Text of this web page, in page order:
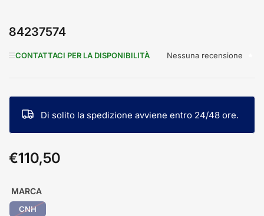
84237574
CONTATTACI PER LA DISPONIBILITÀ Nessuna recensione
Di solito la spedizione avviene entro 24/48 ore.
Prezzo
standard
€110,50
MARCA
CNH